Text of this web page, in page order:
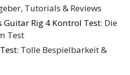
Tutorials & Reviews
Rig 4 Kontrol Test: Die
Test
: Tolle Bespielbarkeit &